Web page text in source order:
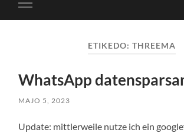
Toggle
mobile
ETIKEDO:THREEMA
WhatsApp
MAJO 5, 2023
Update: mittlerweile nutze ich ein